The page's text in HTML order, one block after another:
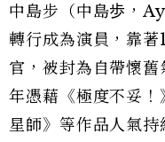
中島步（中島歩，
轉行成為演員，靠
官，被封為自帶懷
年憑藉《極度不妥
星師》等作品人氣